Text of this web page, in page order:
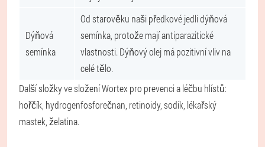
Dýňová
semínka
Od starověku naši předkové jedli dýňová
semínka, protože mají antiparazitické
vlastnosti. Dýňový olej má pozitivní vliv na
celé tělo.
Další složky ve složení Wortex pro prevenci a léčbu hlístů:
hořčík, hydrogenfosforečnan, retinoidy, sodík, lékařský
mastek, želatina.